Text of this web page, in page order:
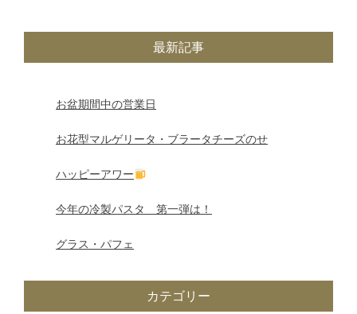
ナ
ビ
最新記事
お盆期間中の営業日
お花型マルゲリータ・ブラータチーズのせ
ハッピーアワー
今年の冷製パスタ 第一弾は！
グラス・パフェ
カテゴリー